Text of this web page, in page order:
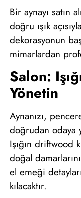
Bir aynayı satın
doğru ışık
dekorasyonun
mimarlardan
Salon:
Yönetin
Aynanızı,
doğrudan odaya
Işığın driftwood
doğal
el emeği
kılacaktır.